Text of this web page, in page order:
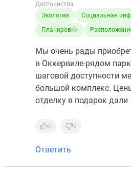
Достоинства
Экология
Социальная
Планировки
Мы очень рады
в Оккервиле-рядом
шаговой доступности
большой комплекс.
отделку в подарок дали
0 0
Ответить